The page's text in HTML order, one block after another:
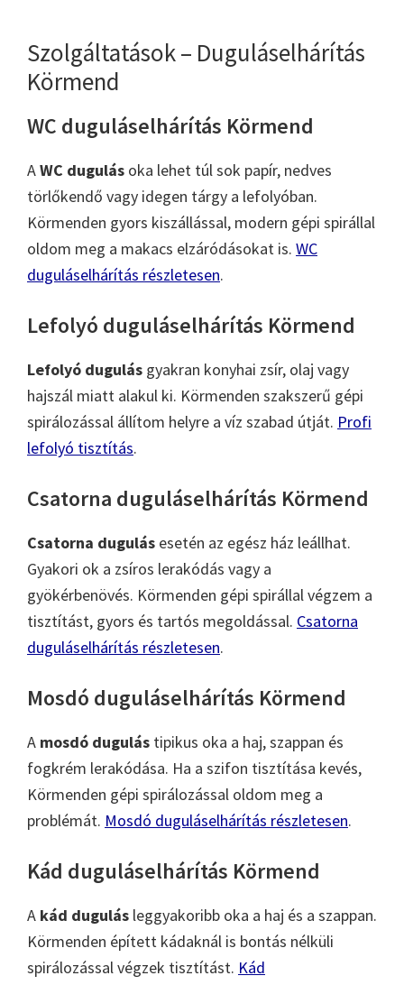
Szolgáltatások – Duguláselhárítás
Körmend
WC duguláselhárítás Körmend
AWC dugulás oka lehet túl sok papír, nedves
törlőkendő vagy idegen tárgy a lefolyóban.
Körmenden gyors kiszállással, modern gépi spirállal
oldom meg a makacs elzáródásokat is. WC
duguláselhárítás részletesen.
Lefolyó duguláselhárítás Körmend
Lefolyó dugulás gyakran konyhai zsír, olaj vagy
hajszál miatt alakul ki. Körmenden szakszerű gépi
spirálozással állítom helyre a víz szabad útját. Profi
lefolyó tisztítás.
Csatorna duguláselhárítás Körmend
Csatorna dugulás esetén az egész ház leállhat.
Gyakori ok a zsíros lerakódás vagy a
gyökérbenövés. Körmenden gépi spirállal végzem a
tisztítást, gyors és tartós megoldással. Csatorna
duguláselhárítás részletesen.
Mosdó duguláselhárítás Körmend
A mosdó dugulás tipikus oka a haj, szappan és
fogkrém lerakódása. Ha a szifon tisztítása kevés,
Körmenden gépi spirálozással oldom meg a
problémát. Mosdó duguláselhárítás részletesen.
Kád duguláselhárítás Körmend
A kád dugulás leggyakoribb oka a haj és a szappan.
Körmenden épített kádaknál is bontás nélküli
spirálozással végzek tisztítást. Kád